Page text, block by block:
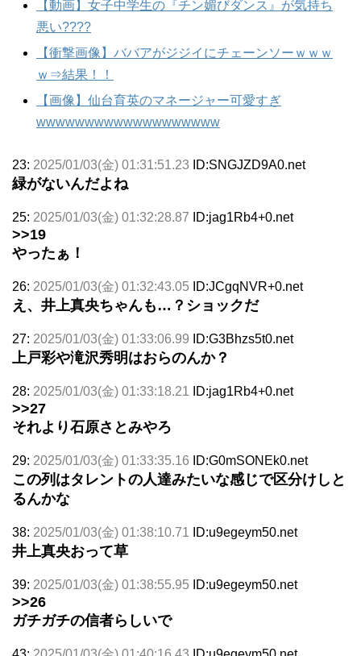
【動画】女子中学生の『チン媚びダンス』が気持ち
悪い????
【衝撃画像】ババアがジジイにチェーンソーｗｗｗ
ｗ⇒結果！！
【画像】仙台育英のマネージャー可愛すぎ
wwwwwwwwwwwwwwwwwww
23: 2025/01/03(金) 01:31:51.23 ID:SNGJZD9A0.net
緑がないんだよね
25: 2025/01/03(金) 01:32:28.87 ID:jag1Rb4+0.net
>>19
やったぁ！
26: 2025/01/03(金) 01:32:43.05 ID:JCgqNVR+0.net
え、井上真央ちゃんも…？ショックだ
27: 2025/01/03(金) 01:33:06.99 ID:G3Bhzs5t0.net
上戸彩や滝沢秀明はおらのんか？
28: 2025/01/03(金) 01:33:18.21 ID:jag1Rb4+0.net
>>27
それより石原さとみやろ
29: 2025/01/03(金) 01:33:35.16 ID:G0mSONEk0.net
この列はタレントの人達みたいな感じで区分けしと
るんかな
38: 2025/01/03(金) 01:38:10.71 ID:u9egeym50.net
井上真央おって草
39: 2025/01/03(金) 01:38:55.95 ID:u9egeym50.net
>>26
ガチガチの信者らしいで